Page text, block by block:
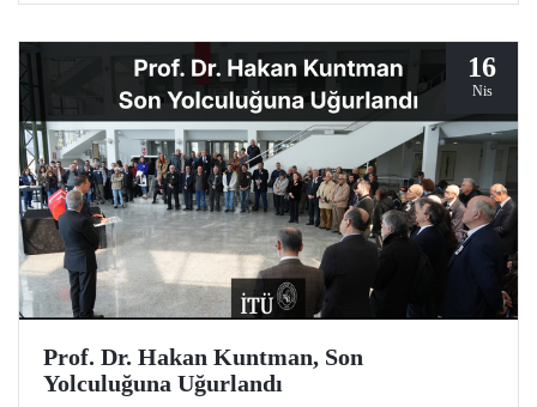
16
Nis
Prof. Dr. Hakan Kuntman, Son
Yolculuğuna Uğurlandı